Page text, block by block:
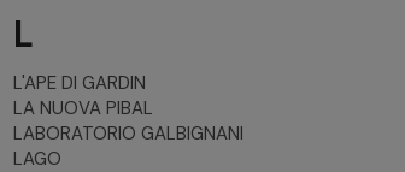
L
L'APE DI GARDIN
LA NUOVA PIBAL
LABORATORIO GALBIGNANI
LAGO